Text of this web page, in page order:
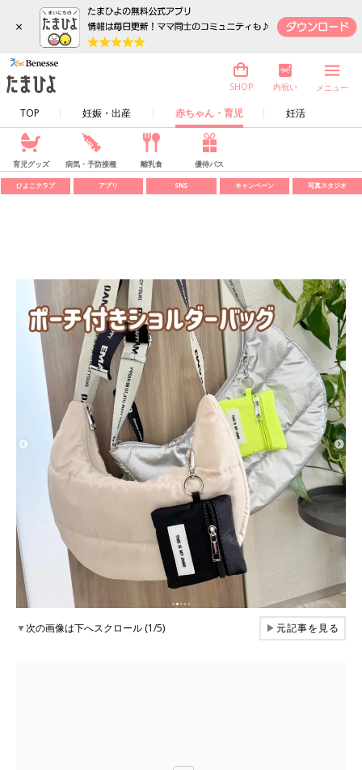
×
TOP 妊娠・出産 赤ちゃん・育児 妊活
SHOP 内祝い メニュー
育児グッズ 病気・予防接種 離乳食 優待パス
ひよこクラブ アプリ SNS キャンペーン 写真スタジオ
▼次の画像は下へスクロール (1/5) ▶元記事を見る